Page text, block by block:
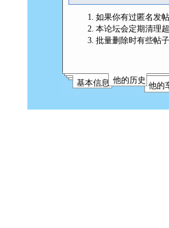
如果你有过匿名发
本论坛会定期清理
批量删除时有些帖
基本信息 他的历史
他的